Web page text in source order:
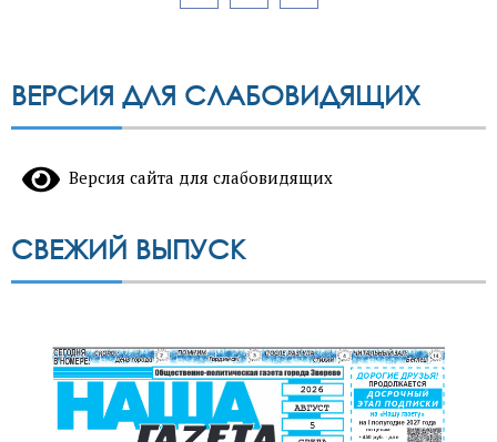
ВЕРСИЯ ДЛЯ СЛАБОВИДЯЩИХ
Версия сайта для слабовидящих
СВЕЖИЙ ВЫПУСК